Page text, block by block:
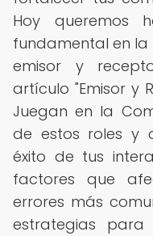
Hoy queremos
fundamental en la
emisor y
artículo "Emisor y
Juegan en la
de estos roles y
éxito de tus
factores que
errores más
estrategias